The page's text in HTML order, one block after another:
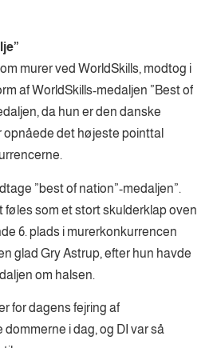
murer ved WorldSkills, modtog i
af WorldSkills-medaljen ”Best of
da hun er den danske
opnåede det højeste pointtal
”best of nation”-medaljen”.
føles som et stort skulderklap oven
6. plads i murerkonkurrencen
glad Gry Astrup, efter hun havde
om halsen.
for dagens fejring af
i dag, og DI var så